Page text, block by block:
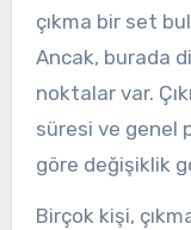
çıkma bir set
Ancak, burada
noktalar var.
süresi ve genel
göre değişiklik
Birçok kişi,